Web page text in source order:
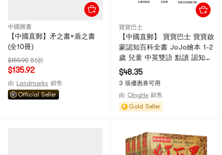
中國圖書
【中國直郵】矛之書+盾之書
(全10冊)
$159.90 86折
$135.92
由 Landmarks 銷售
Official Seller
寶寶巴士
【中國直郵】 寶寶巴士 寶寶啟
蒙認知百科全書 JoJo繪本 1-2
歲 兒童 中英雙語 點讀 認知大
全繪本 無點讀筆
$48.35
3 張優惠券可用
由 QingHe 銷售
Gold Seller